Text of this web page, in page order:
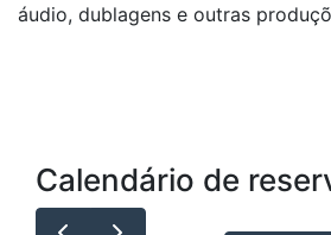
áudio, dublagens e outras
Calendário de